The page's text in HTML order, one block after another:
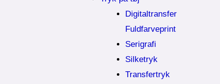
Digitaltransfer
Fuldfarveprint
Serigrafi
Silketryk
Transfertryk